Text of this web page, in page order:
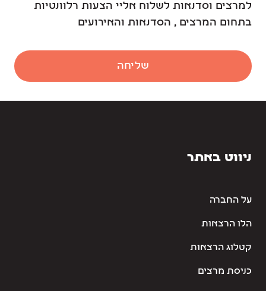
למרצים וסדנאות לשלוח אליי הצעות רלוונטיות
בתחום המרצים , הסדנאות והאירועים
שליחה
ניווט באתר
על החברה
הלו הרצאות
קטלוג הרצאות
כניסת מרצים